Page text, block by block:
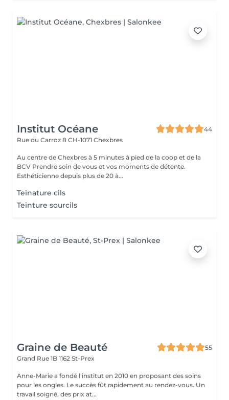
Institut Océane
44
Rue du Carroz 8 CH-1071 Chexbres
Au centre de Chexbres à 5 minutes à pied de la coop et de la
BCV Prendre soin de vous et vos moments de détente.
Esthéticienne depuis plus de 20 à...
Teinature cils
Teinture sourcils
Graine de Beauté
55
Grand Rue 1B 1162 St-Prex
Anne-Marie a fondé l'institut en 2010 en proposant des soins
pour les ongles. Le succès fût rapidement au rendez-vous. Un
travail soigné, des prix at...